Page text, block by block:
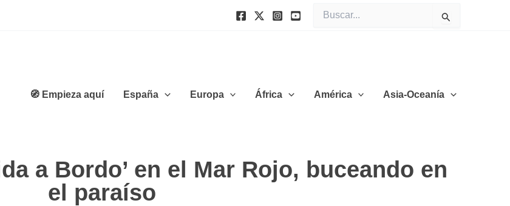
por:
🧭 Empieza aquí España Europa África América Asia-Oceanía
a Bordo’ en el Mar Rojo, buceando en
el paraíso